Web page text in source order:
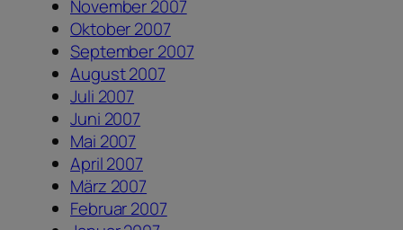
November 2007
Oktober 2007
September 2007
August 2007
Juli 2007
Juni 2007
Mai 2007
April 2007
März 2007
Februar 2007